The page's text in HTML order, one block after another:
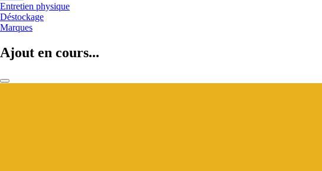
Entretien physique
Déstockage
Marques
Ajout en cours...